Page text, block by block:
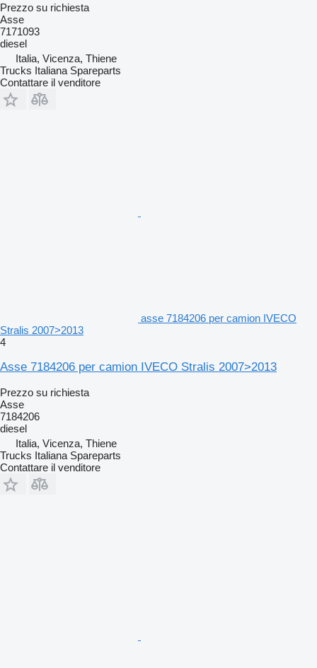
Prezzo su richiesta
Asse
7171093
diesel
Italia, Vicenza, Thiene
Trucks Italiana Spareparts
Contattare il venditore
asse 7184206 per camion IVECO
Stralis 2007>2013
4
Asse 7184206 per camion IVECO Stralis 2007>2013
Prezzo su richiesta
Asse
7184206
diesel
Italia, Vicenza, Thiene
Trucks Italiana Spareparts
Contattare il venditore